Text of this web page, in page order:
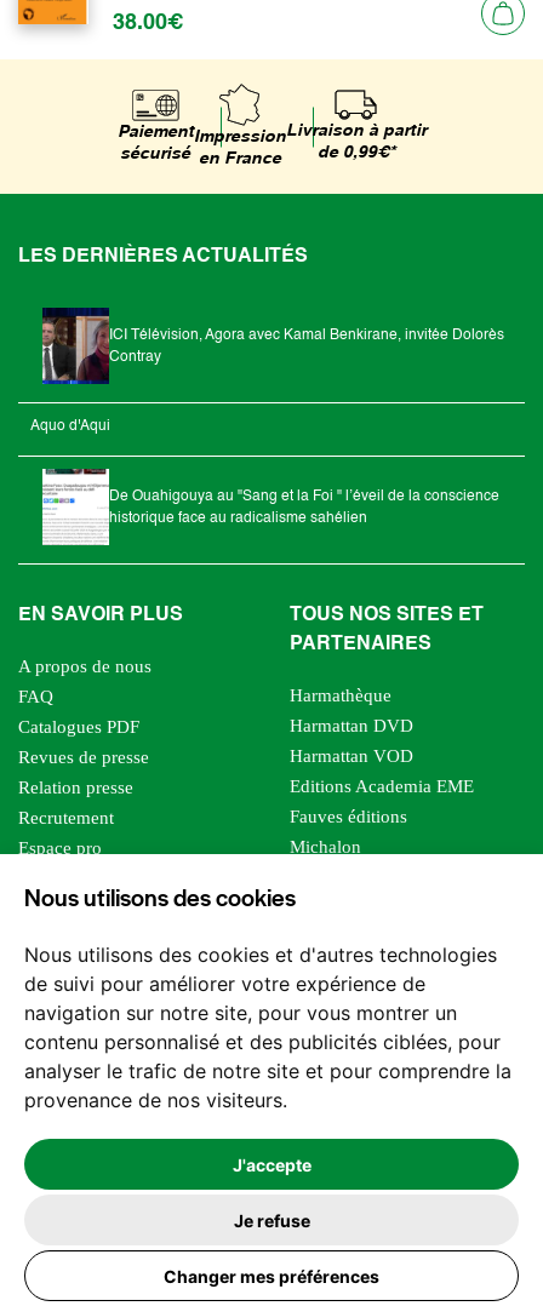
Nous utilisons des cookies
Nous utilisons des cookies et d'autres technologies
de suivi pour améliorer votre expérience de
navigation sur notre site, pour vous montrer un
contenu personnalisé et des publicités ciblées, pour
analyser le trafic de notre site et pour comprendre la
provenance de nos visiteurs.
J'accepte
Je refuse
Changer mes préférences
38.00€
Paiement
sécurisé
Impression
en France
Livraison à partir
de 0,99€*
LES DERNIÈRES ACTUALITÉS
ICI Télévision, Agora avec Kamal Benkirane, invitée Dolorès
Contray
Aquo d'Aqui
De Ouahigouya au "Sang et la Foi " l’éveil de la conscience
historique face au radicalisme sahélien
EN SAVOIR PLUS
A propos de nous
FAQ
Catalogues PDF
Revues de presse
Relation presse
Recrutement
Espace pro
Foreign rights
TOUS NOS SITES ET
PARTENAIRES
Harmathèque
Harmattan DVD
Harmattan VOD
Editions Academia EME
Fauves éditions
Michalon
Editions Sutton
Les impliqués
Tous les éditeurs
Nos structures
Nous contacter
2026 -© Les Editions l'Harmattan. Tous droits réservés - Site réalisé par
Mentions légales
Politique de confidentialité